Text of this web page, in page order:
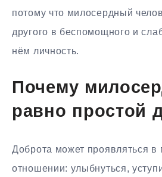
потому что милосердный
другого в беспомощного и
нём личность.
Почему
равно простой
Доброта может проявляться в
отношении: улыбнуться,